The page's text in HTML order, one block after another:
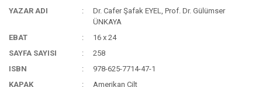
YAZAR ADI
Dr. Cafer Şafak EYEL, Prof. Dr. Gülümser
ÜNKAYA
EBAT
16 x 24
SAYFA SAYISI
258
ISBN
978-625-7714-47-1
KAPAK
Amerikan Cilt